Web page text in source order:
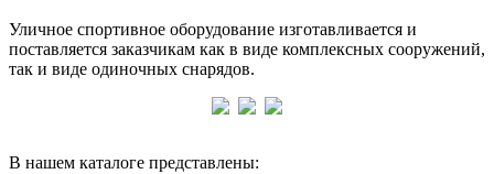
Уличное спортивное оборудование изготавливается и
поставляется заказчикам как в виде комплексных сооружений,
так и виде одиночных снарядов.
В нашем каталоге представлены: